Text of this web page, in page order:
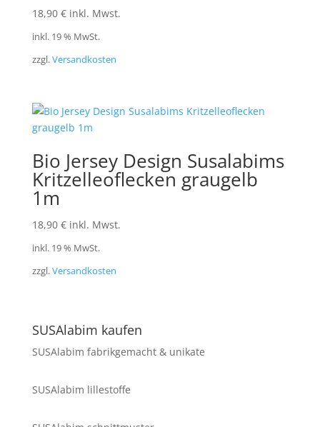
18,90 € inkl. Mwst.
inkl. 19 % MwSt.
zzgl.Versandkosten
Bio Jersey Design Susalabims
Kritzelleoflecken graugelb
1m
18,90 € inkl. Mwst.
inkl. 19 % MwSt.
zzgl.Versandkosten
SUSAlabim kaufen
SUSAlabim fabrikgemacht & unikate
SUSAlabim lillestoffe